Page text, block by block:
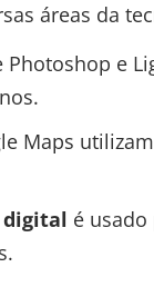
áreas da
Photoshop e
Maps utilizam
é